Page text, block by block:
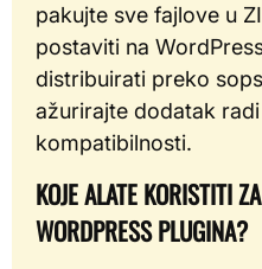
pakujte sve fajlove u
postaviti na
distribuirati preko
ažurirajte dodatak
kompatibilnosti.
KOJE ALATE KORISTITI
WORDPRESS PLUGINA?